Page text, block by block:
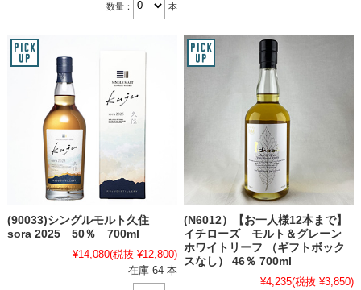
数量： 本
(90033)シングルモルト久住
sora 2025 50％ 700ml
¥14,080(税抜 ¥12,800)
在庫 64 本
(N6012）【お一人様12本まで】
イチローズ モルト＆グレーン
ホワイトリーフ （ギフトボック
スなし） 46％ 700ml
¥4,235(税抜 ¥3,850)